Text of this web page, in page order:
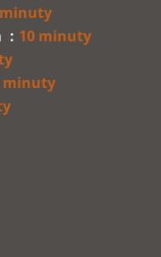
10 minuty
minuty